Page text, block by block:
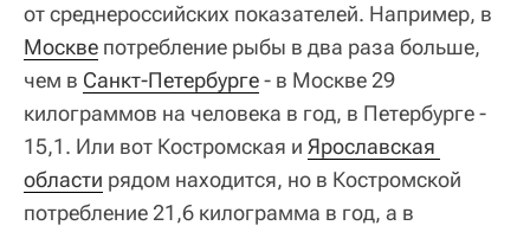
от среднероссийских показателей. Например, в
Москве потребление рыбы в два раза больше,
чем в Санкт-Петербурге- в Москве 29
килограммов на человека в год, в Петербурге -
15,1. Или вот Костромская и Ярославская
области рядом находится, но в Костромской
потребление 21,6 килограмма в год, а в